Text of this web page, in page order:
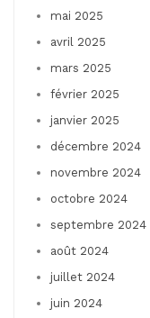
mai 2025
avril 2025
mars 2025
février 2025
janvier 2025
décembre 2024
novembre 2024
octobre 2024
septembre 2024
août 2024
juillet 2024
juin 2024